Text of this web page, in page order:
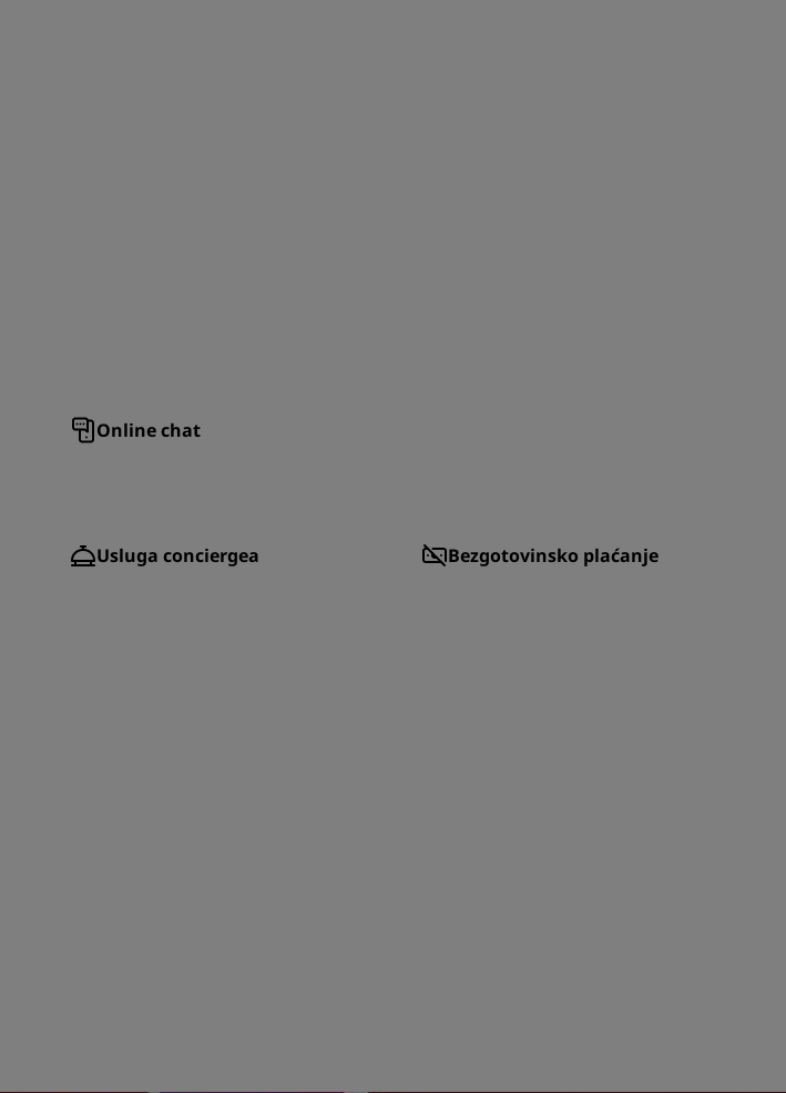
Online chat
Usluga conciergea Bezgotovinsko plaćanje